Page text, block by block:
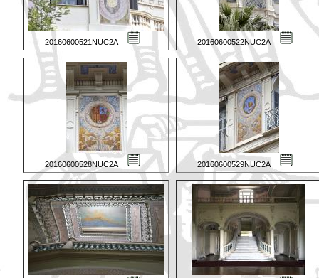
20160600521NUC2A 20160600522NUC2A
20160600528NUC2A 20160600529NUC2A